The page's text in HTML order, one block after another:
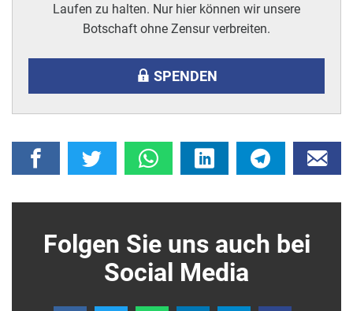
Laufen zu halten. Nur hier können wir unsere
Botschaft ohne Zensur verbreiten.
SPENDEN
Folgen Sie uns auch bei
Social Media